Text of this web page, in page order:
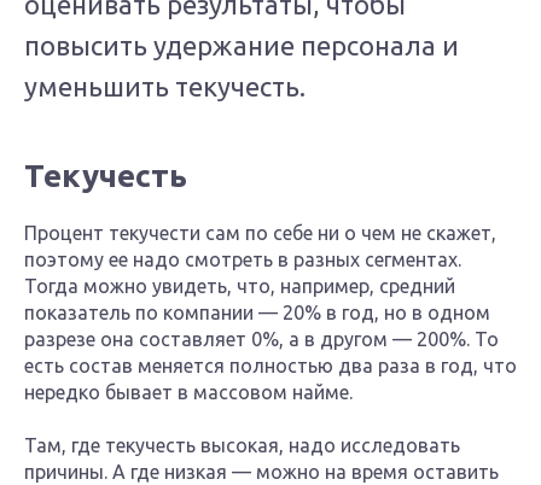
повысить удержание персонала и
уменьшить текучесть.
Текучесть
Процент текучести сам по себе ни о чем не скажет,
поэтому ее надо смотреть в разных сегментах.
Тогда можно увидеть, что, например, средний
показатель по компании — 20% в год, но в одном
разрезе она составляет 0%, а в другом — 200%. То
есть состав меняется полностью два раза в год, что
нередко бывает в массовом найме.
Там, где текучесть высокая, надо исследовать
причины. А где низкая — можно на время оставить